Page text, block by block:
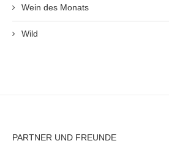
Wein des Monats
Wild
PARTNER UND FREUNDE